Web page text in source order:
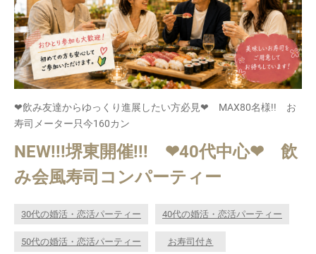
❤飲み友達からゆっくり進展したい方必見❤ MAX80名様!! お
寿司メーター只今160カン
NEW!!!堺東開催!!! ❤40代中心❤ 飲
み会風寿司コンパーティー
30代の婚活・恋活パーティー 40代の婚活・恋活パーティー
50代の婚活・恋活パーティー お寿司付き